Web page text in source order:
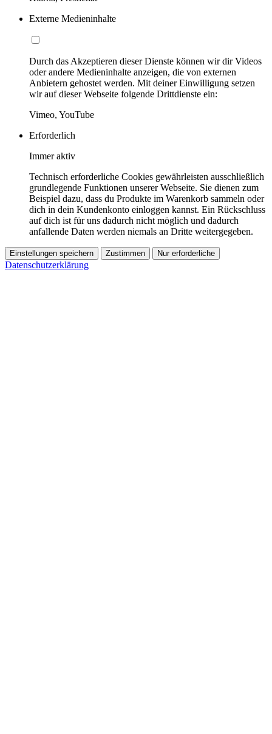
Externe Medieninhalte
Durch das Akzeptieren dieser Dienste können wir dir Videos
oder andere Medieninhalte anzeigen, die von externen
Anbietern gehostet werden. Mit deiner Einwilligung setzen
wir auf dieser Webseite folgende Drittdienste ein:
Vimeo, YouTube
Erforderlich
Immer aktiv
Technisch erforderliche Cookies gewährleisten ausschließlich
grundlegende Funktionen unserer Webseite. Sie dienen zum
Beispiel dazu, dass du Produkte im Warenkorb sammeln oder
dich in dein Kundenkonto einloggen kannst. Ein Rückschluss
auf dich ist für uns dadurch nicht möglich und dadurch
anfallende Daten werden niemals an Dritte weitergegeben.
Einstellungen speichern Zustimmen Nur erforderliche
Datenschutzerklärung